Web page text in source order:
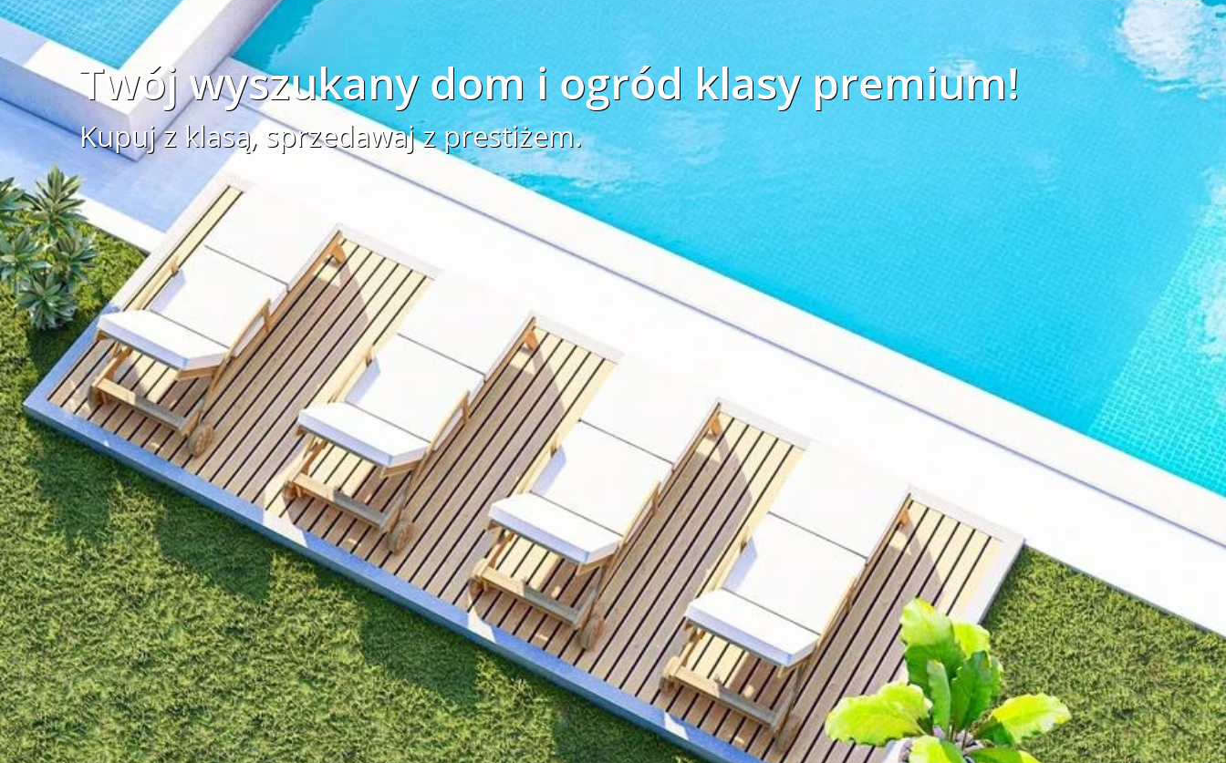
Twój wyszukany dom i ogród klasy premium!
Kupuj z klasą, sprzedawaj z prestiżem.